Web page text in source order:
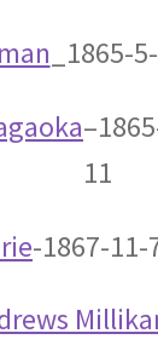
W・C・レント
を実用化】
の研究や
_1865-
11
-1867-11-